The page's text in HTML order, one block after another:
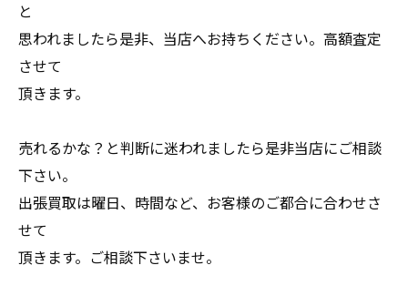
と
思われましたら是非、当店へお持ちください。高額査定
させて
頂きます。
売れるかな？と判断に迷われましたら是非当店にご相談
下さい。
出張買取は曜日、時間など、お客様のご都合に合わせさ
せて
頂きます。ご相談下さいませ。